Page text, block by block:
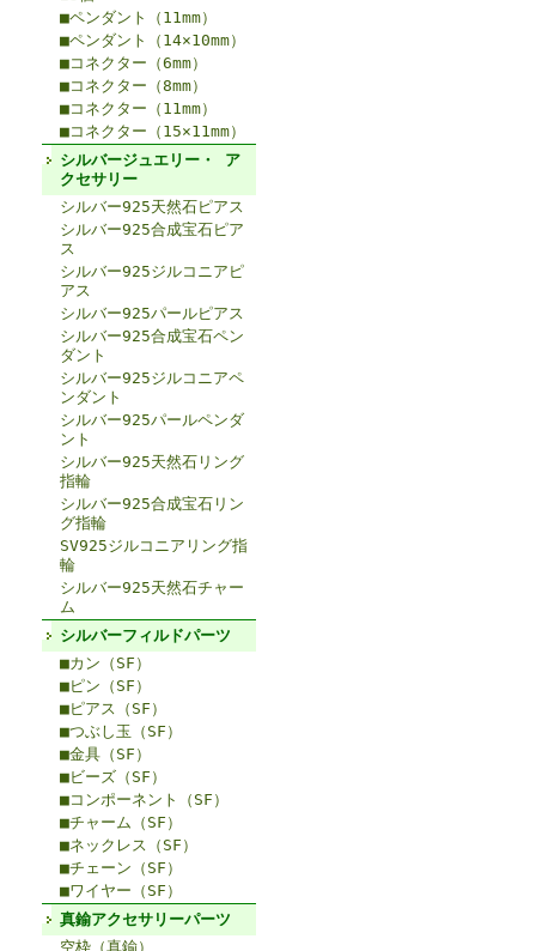
■ペンダント（11mm）
■ペンダント（14×10mm）
■コネクター（6mm）
■コネクター（8mm）
■コネクター（11mm）
■コネクター（15×11mm）
シルバージュエリー・ ア
クセサリー
シルバー925天然石ピアス
シルバー925合成宝石ピア
ス
シルバー925ジルコニアピ
アス
シルバー925パールピアス
シルバー925合成宝石ペン
ダント
シルバー925ジルコニアペ
ンダント
シルバー925パールペンダ
ント
シルバー925天然石リング
指輪
シルバー925合成宝石リン
グ指輪
SV925ジルコニアリング指
輪
シルバー925天然石チャー
ム
シルバーフィルドパーツ
■カン（SF）
■ピン（SF）
■ピアス（SF）
■つぶし玉（SF）
■金具（SF）
■ビーズ（SF）
■コンポーネント（SF）
■チャーム（SF）
■ネックレス（SF）
■チェーン（SF）
■ワイヤー（SF）
真鍮アクセサリーパーツ
空枠（真鍮）